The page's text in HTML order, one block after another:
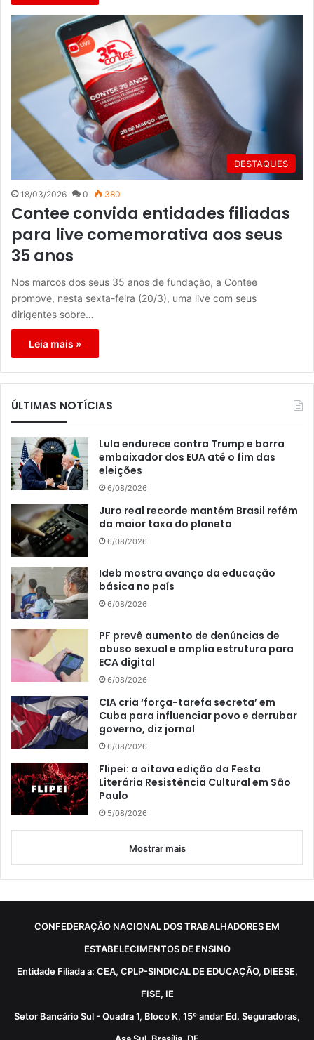
DESTAQUES
18/03/2026 0 380
Contee convida entidades filiadas
para live comemorativa aos seus
35 anos
Nos marcos dos seus 35 anos de fundação, a Contee
promove, nesta sexta-feira (20/3), uma live com seus
dirigentes sobre…
Leia mais »
ÚLTIMAS NOTÍCIAS
Lula endurece contra Trump e barra
embaixador dos EUA até o fim das
eleições
6/08/2026
Juro real recorde mantém Brasil refém
da maior taxa do planeta
6/08/2026
Ideb mostra avanço da educação
básica no país
6/08/2026
PF prevê aumento de denúncias de
abuso sexual e amplia estrutura para
ECA digital
6/08/2026
CIA cria ‘força-tarefa secreta’ em
Cuba para influenciar povo e derrubar
governo, diz jornal
6/08/2026
Flipei: a oitava edição da Festa
Literária Resistência Cultural em São
Paulo
5/08/2026
Mostrar mais
CONFEDERAÇÃO NACIONAL DOS TRABALHADORES EM
ESTABELECIMENTOS DE ENSINO
Entidade Filiada a: CEA, CPLP-SINDICAL DE EDUCAÇÃO, DIEESE,
FISE, IE
Setor Bancário Sul - Quadra 1, Bloco K, 15º andar Ed. Seguradoras,